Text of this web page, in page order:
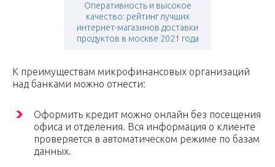
Оперативность и высокое
качество: рейтинг лучших
интернет-магазинов доставки
продуктов в москве 2021 года
К преимуществам микрофинансовых организаций
над банками можно отнести:
Оформить кредит можно онлайн без посещения
офиса и отделения. Вся информация о клиенте
проверяется в автоматическом режиме по базам
данных.